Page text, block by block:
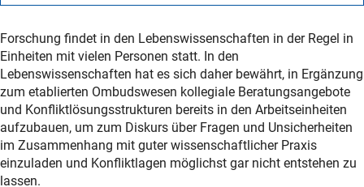
Forschung findet in den Lebenswissenschaften in der Regel in
Einheiten mit vielen Personen statt. In den
Lebenswissenschaften hat es sich daher bewährt, in Ergänzung
zum etablierten Ombudswesen kollegiale Beratungsangebote
und Konfliktlösungsstrukturen bereits in den Arbeitseinheiten
aufzubauen, um zum Diskurs über Fragen und Unsicherheiten
im Zusammenhang mit guter wissenschaftlicher Praxis
einzuladen und Konfliktlagen möglichst gar nicht entstehen zu
lassen.